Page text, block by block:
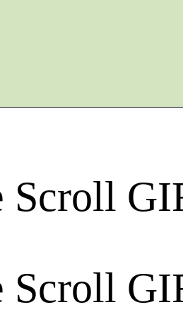
Scroll
Scroll